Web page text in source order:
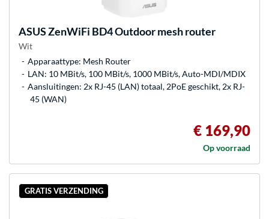
ASUSZenWiFi BD4 Outdoor mesh router
Wit
Apparaattype: Mesh Router
LAN: 10 MBit/s, 100 MBit/s, 1000 MBit/s, Auto-MDI/MDIX
Aansluitingen: 2x RJ-45 (LAN) totaal, 2PoE geschikt, 2x RJ-
45 (WAN)
€ 169,90
Op voorraad
GRATIS VERZENDING